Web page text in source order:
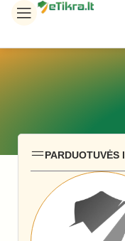
PARDUOTUVĖS